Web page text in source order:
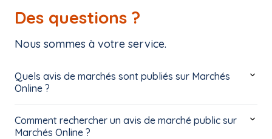
Des questions ?
Nous sommes à votre service.
Quels avis de marchés sont publiés sur Marchés
Online ?
Comment rechercher un avis de marché public sur
Marchés Online ?